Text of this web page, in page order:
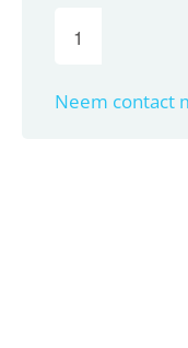
Neem contact